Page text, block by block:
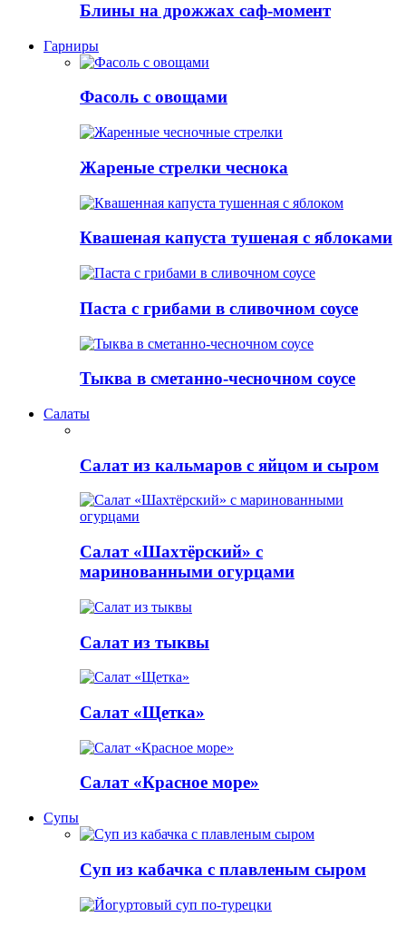
Блины на дрожжах саф-момент
Гарниры
Фасоль с овощами
Жареные стрелки чеснока
Квашеная капуста тушеная с яблоками
Паста с грибами в сливочном соусе
Тыква в сметанно-чесночном соусе
Салаты
Салат из кальмаров с яйцом и сыром
Салат «Шахтёрский» с
маринованными огурцами
Салат из тыквы
Салат «Щетка»
Салат «Красное море»
Супы
Суп из кабачка с плавленым сыром